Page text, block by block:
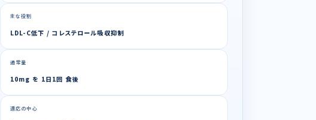
主な役割
LDL-C低下 / コレステロール吸収抑制
通常量
10mg を 1日1回 食後
適応の中心